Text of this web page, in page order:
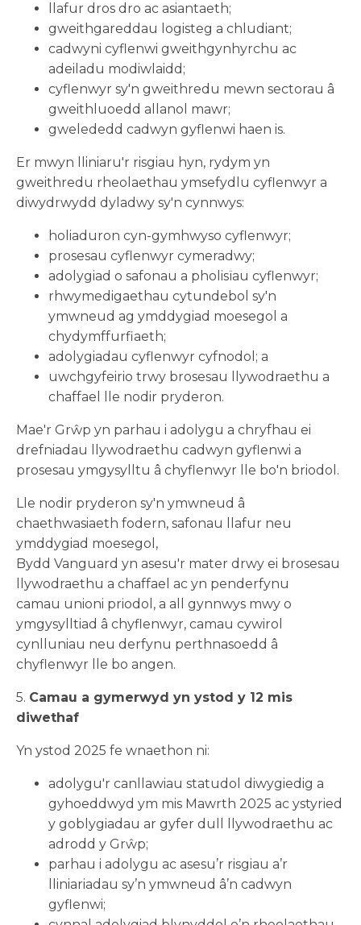
llafur dros dro ac asiantaeth;
gweithgareddau logisteg a chludiant;
cadwyni cyflenwi gweithgynhyrchu ac
adeiladu modiwlaidd;
cyflenwyr sy'n gweithredu mewn sectorau â
gweithluoedd allanol mawr;
gwelededd cadwyn gyflenwi haen is.
Er mwyn lliniaru'r risgiau hyn, rydym yn
gweithredu rheolaethau ymsefydlu cyflenwyr a
diwydrwydd dyladwy sy'n cynnwys:
holiaduron cyn-gymhwyso cyflenwyr;
prosesau cyflenwyr cymeradwy;
adolygiad o safonau a pholisïau cyflenwyr;
rhwymedigaethau cytundebol sy'n
ymwneud ag ymddygiad moesegol a
chydymffurfiaeth;
adolygiadau cyflenwyr cyfnodol; a
uwchgyfeirio trwy brosesau llywodraethu a
chaffael lle nodir pryderon.
Mae'r Grŵp yn parhau i adolygu a chryfhau ei
drefniadau llywodraethu cadwyn gyflenwi a
prosesau ymgysylltu â chyflenwyr lle bo'n briodol.
Lle nodir pryderon sy'n ymwneud â
chaethwasiaeth fodern, safonau llafur neu
ymddygiad moesegol,
Bydd Vanguard yn asesu'r mater drwy ei brosesau
llywodraethu a chaffael ac yn penderfynu
camau unioni priodol, a all gynnwys mwy o
ymgysylltiad â chyflenwyr, camau cywirol
cynlluniau neu derfynu perthnasoedd â
chyflenwyr lle bo angen.
5. Camau a gymerwyd yn ystod y 12 mis
diwethaf
Yn ystod 2025 fe wnaethon ni:
adolygu'r canllawiau statudol diwygiedig a
gyhoeddwyd ym mis Mawrth 2025 ac ystyried
y goblygiadau ar gyfer dull llywodraethu ac
adrodd y Grŵp;
parhau i adolygu ac asesu’r risgiau a’r
lliniariadau sy’n ymwneud â’n cadwyn
gyflenwi;